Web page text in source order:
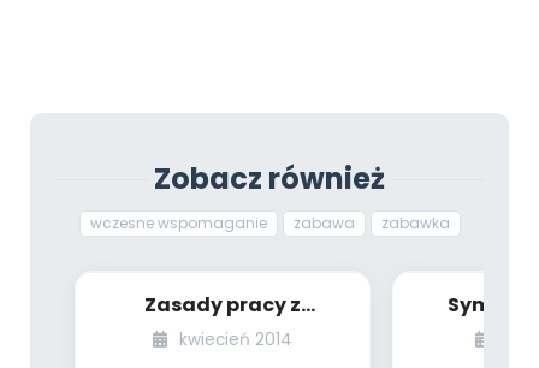
Zobacz również
wczesne wspomaganie zabawa zabawka
Zasady pracy z
dzieckiem
kwiecień 2014